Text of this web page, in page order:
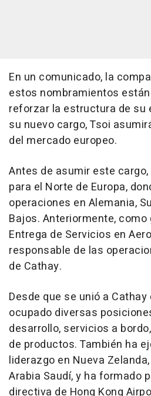
En un comunicado, la
estos nombramientos
reforzar la estructura de su
su nuevo cargo, Tsoi
del mercado europeo.
Antes de asumir este
para el Norte de Europa,
operaciones en Alemania,
Bajos. Anteriormente,
Entrega de Servicios en
responsable de las
de Cathay.
Desde que se unió a Cathay
ocupado diversas
desarrollo, servicios a
de productos. También ha
liderazgo en Nueva
Arabia Saudí, y ha formado
directiva de Hong Kong